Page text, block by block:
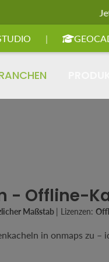
|
- Offline-
Maßstab | Lizenzen:
in onmaps zu